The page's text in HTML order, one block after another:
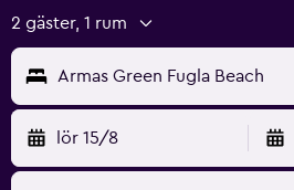
2 gäster, 1 rum
Armas Green Fugla Beach
lör 15/8